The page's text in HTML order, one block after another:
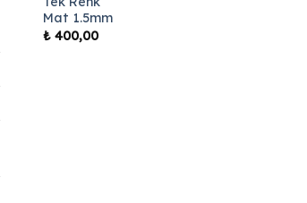
Mat 1.5mm
₺ 400,00